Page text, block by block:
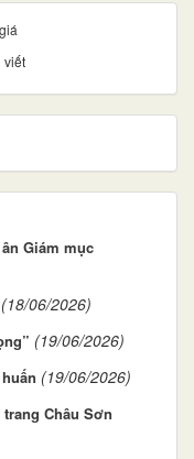
viết
Giám mục
(18/06/2026)
(19/06/2026)
(19/06/2026)
Châu Sơn